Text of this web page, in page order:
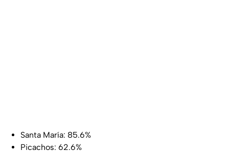
Santa María: 85.6%
Picachos: 62.6%